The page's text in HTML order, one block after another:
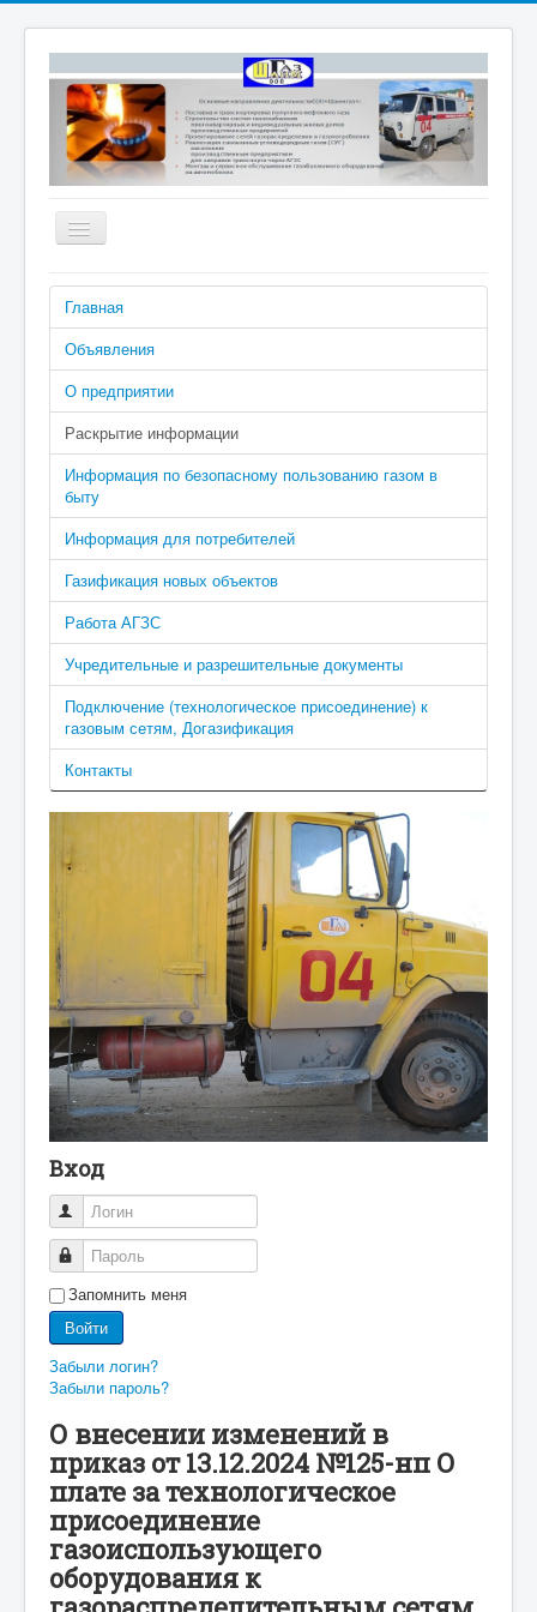
Включить/
Номера телефонов аварийно-
диспетчерской службы: 04 (040 с
Главная
Объявления
О предприятии
Раскрытие информации
Информация по безопасному пользованию газом в
быту
Информация для потребителей
Газификация новых объектов
Работа АГЗС
Учредительные и разрешительные документы
Подключение (технологическое присоединение) к
газовым сетям, Догазификация
Контакты
Вход
Логин
Пароль
Запомнить меня
Войти
Забыли логин?
Забыли пароль?
О внесении изменений в
приказ от 13.12.2024 №125-нп О
плате за технологическое
присоединение
газоиспользующего
оборудования к